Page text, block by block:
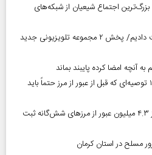
روایت بزرگ‌ترین اجتماع شیعیان از شبکه‌های
هنرمند منحصر‌به‌فردی را از دست دادیم/ پخش ۲ مجموعه تلویزیونی جدید
آنچه امضا کرده پایبند بماند
بازگشت زائران اربعین آغاز شد؛ ۱۰ توصیه‌ای که قبل از عبور از مرز حتماً باید
رکورد تردد زائران اربعین؛ بیش از ۴.۳ میلیون عبور از مرزهای شش‌گانه ثبت